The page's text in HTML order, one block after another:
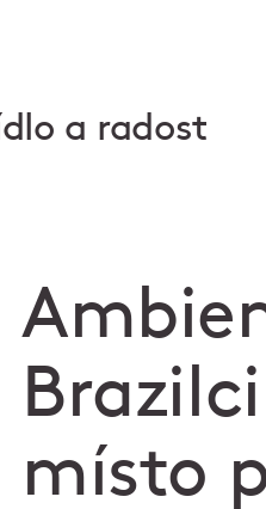
a radost
místo